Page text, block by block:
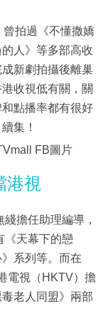
拍過《不懂撒嬌
人》等多部高收
新劇拍攝後離巢
收視低有關，關
點播率都有很好
集！
FB圖片
港視
擔任助理編導，
《天幕下的戀
系列等。而在
電視（HKTV）擔
老人同盟》兩部